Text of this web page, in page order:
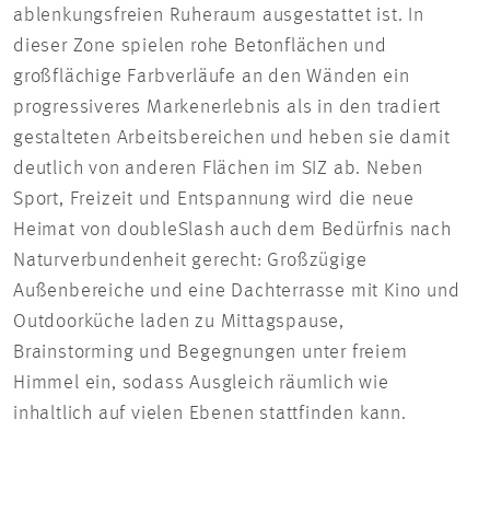
ablenkungsfreien Ruheraum ausgestattet ist. In
dieser Zone spielen rohe Betonflächen und
großflächige Farbverläufe an den Wänden ein
progressiveres Markenerlebnis als in den tradiert
gestalteten Arbeitsbereichen und heben sie damit
deutlich von anderen Flächen im SIZ ab. Neben
Sport, Freizeit und Entspannung wird die neue
Heimat von doubleSlash auch dem Bedürfnis nach
Naturverbundenheit gerecht: Großzügige
Außenbereiche und eine Dachterrasse mit Kino und
Outdoorküche laden zu Mittagspause,
Brainstorming und Begegnungen unter freiem
Himmel ein, sodass Ausgleich räumlich wie
inhaltlich auf vielen Ebenen stattfinden kann.